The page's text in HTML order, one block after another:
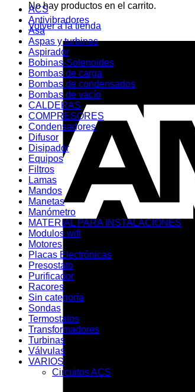
No hay productos en el carrito.
Volver a la tienda
ACS
Antivibradores
Asa
Aspas y turbinas
Aspirador
Bobinas-Solenoides
Bombas de carga
Bombas de condensados
Bombas de vacío
CALDERAS
COMPRESORES
Condensadores
Difusor
Disipador
Equipos
Filtros
Lamas
Mandos
Manetas
Manómetro
MATERIAL PARA INSTALACIONES
Modulos wifi
Motores
Placas Electrónicas
Presostato
Purificador
Racores
Sin categoría
Sondas
Termostatos
Transformadores
Turbinas
Válvulas
VARIOS
Circuitos ACS